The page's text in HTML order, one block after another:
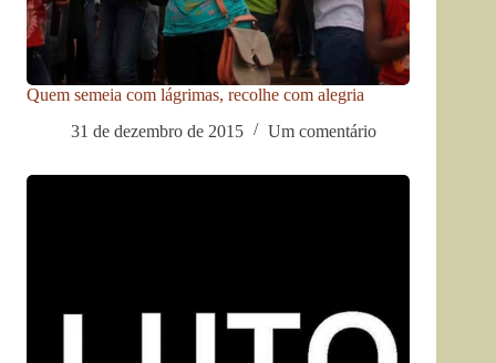
Quem semeia com lágrimas, recolhe com alegria
31 de dezembro de 2015
Um comentário